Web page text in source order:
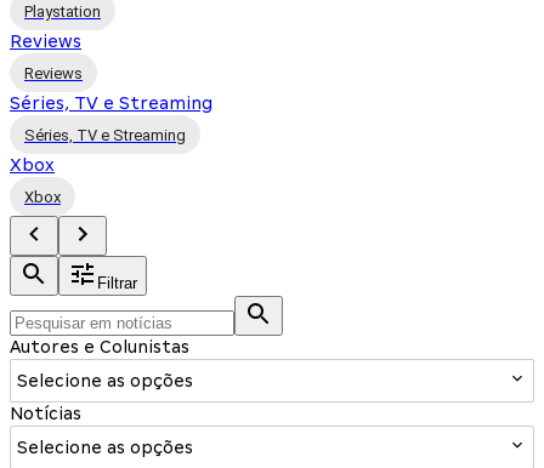
Playstation
Reviews
Reviews
Séries, TV e Streaming
Séries, TV e Streaming
Xbox
Xbox
Filtrar
Autores e Colunistas
Selecione as opções
Notícias
Selecione as opções